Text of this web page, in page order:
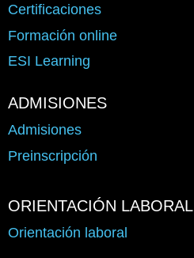
Certificaciones
Formación online
ESI Learning
ADMISIONES
Admisiones
Preinscripción
ORIENTACIÓN LABORAL
Orientación laboral